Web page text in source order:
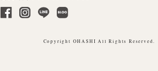
Copyright OHASHI All Rights Reserved.